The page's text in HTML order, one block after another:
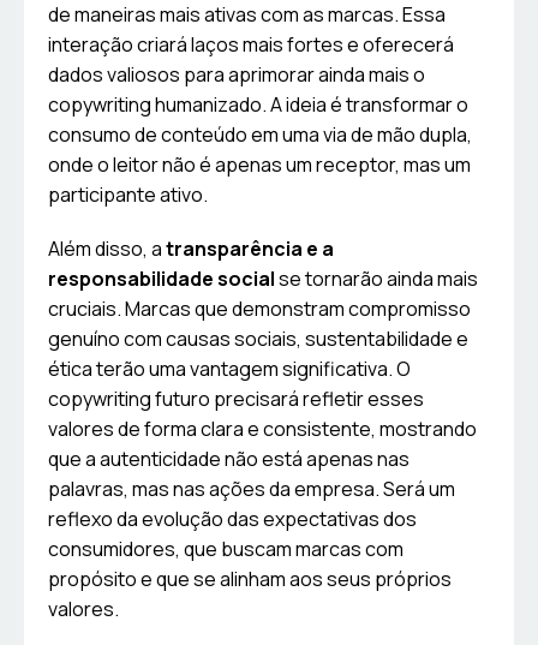
de maneiras mais ativas com as marcas. Essa
interação criará laços mais fortes e oferecerá
dados valiosos para aprimorar ainda mais o
copywriting humanizado. A ideia é transformar o
consumo de conteúdo em uma via de mão dupla,
onde o leitor não é apenas um receptor, mas um
participante ativo.
Além disso, atransparência e a
responsabilidade socialse tornarão ainda mais
cruciais. Marcas que demonstram compromisso
genuíno com causas sociais, sustentabilidade e
ética terão uma vantagem significativa. O
copywriting futuro precisará refletir esses
valores de forma clara e consistente, mostrando
que a autenticidade não está apenas nas
palavras, mas nas ações da empresa. Será um
reflexo da evolução das expectativas dos
consumidores, que buscam marcas com
propósito e que se alinham aos seus próprios
valores.